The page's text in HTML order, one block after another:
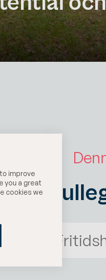
improve
you a great
cookies we